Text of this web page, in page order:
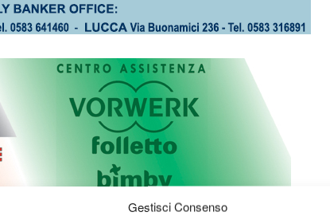
Gestisci Consenso